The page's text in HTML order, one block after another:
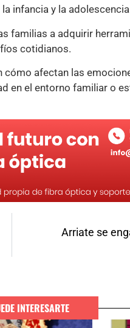
infancia y la
familias a adquirir
cotidianos.
afectan las
en el entorno familiar o
Arriate se
INTERESARTE